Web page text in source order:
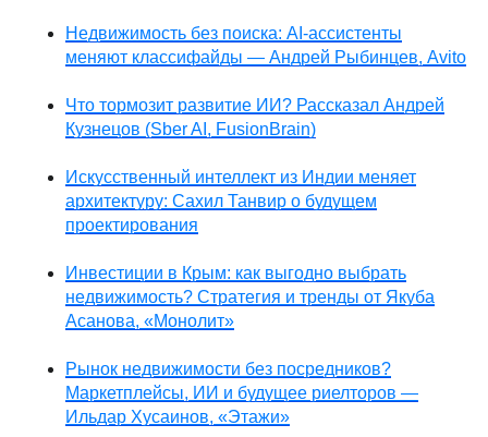
Недвижимость без поиска: AI-ассистенты
меняют классифайды — Андрей Рыбинцев, Avito
Что тормозит развитие ИИ? Рассказал Андрей
Кузнецов (Sber AI, FusionBrain)
Искусственный интеллект из Индии меняет
архитектуру: Сахил Танвир о будущем
проектирования
Инвестиции в Крым: как выгодно выбрать
недвижимость? Стратегия и тренды от Якуба
Асанова, «Монолит»
Рынок недвижимости без посредников?
Маркетплейсы, ИИ и будущее риелторов —
Ильдар Хусаинов, «Этажи»